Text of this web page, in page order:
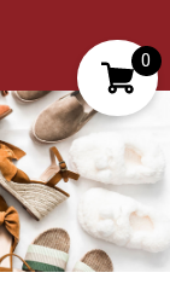
0